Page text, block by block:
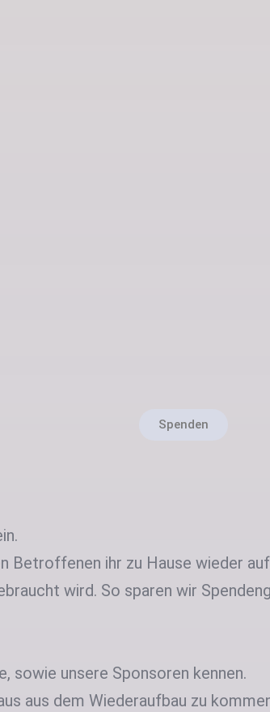
Spenden
Betroffenen ihr zu Hause wieder
wird. So sparen wir
sowie unsere Sponsoren kennen.
aus dem Wiederaufbau zu